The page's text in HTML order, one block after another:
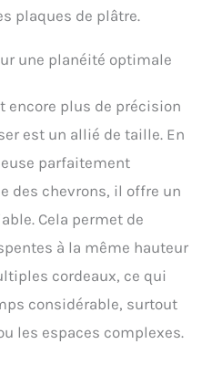
plaques de plâtre.
une planéité optimale
encore plus de précision
est un allié de taille. En
parfaitement
des chevrons, il offre un
Cela permet de
à la même hauteur
cordeaux, ce qui
considérable, surtout
les espaces complexes.